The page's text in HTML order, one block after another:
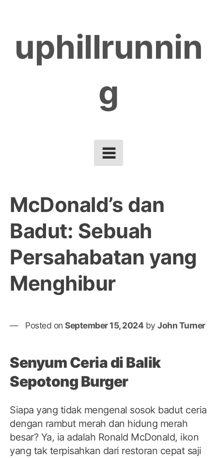
content
uphillrunnin
g
McDonald’s dan
Badut: Sebuah
Persahabatan yang
Menghibur
Posted on September 15, 2024 by John Turner
Senyum Ceria di Balik
Sepotong Burger
Siapa yang tidak mengenal sosok badut ceria
dengan rambut merah dan hidung merah
besar? Ya, ia adalah Ronald McDonald, ikon
yang tak terpisahkan dari restoran cepat saji